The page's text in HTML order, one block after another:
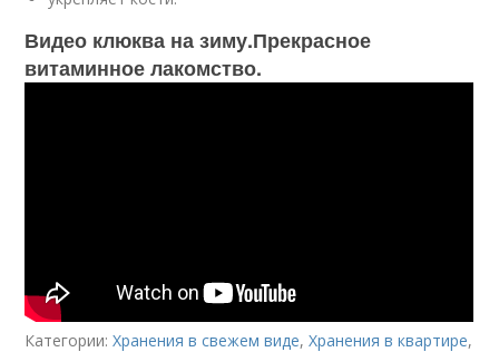
Видео клюква на зиму.Прекрасное
витаминное лакомство.
Категории:Хранения в свежем виде,Хранения в квартире,